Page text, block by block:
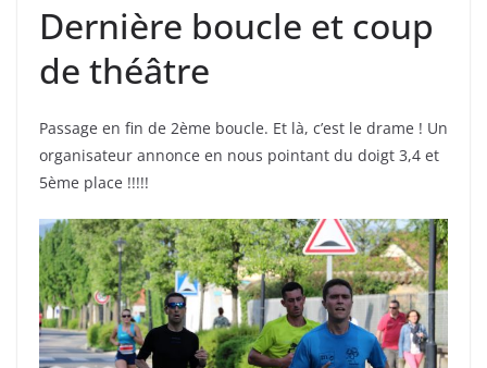
Dernière boucle et coup
de théâtre
Passage en fin de 2ème boucle. Et là, c’est le drame ! Un
organisateur annonce en nous pointant du doigt 3,4 et
5ème place !!!!!